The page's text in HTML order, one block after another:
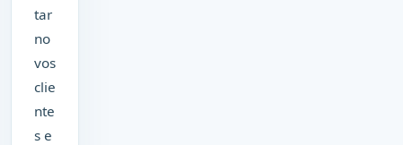
tar
no
vos
clie
nte
s e